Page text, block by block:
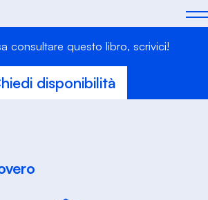
consultare questo libro, scrivici!
disponibilità